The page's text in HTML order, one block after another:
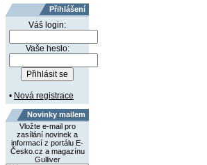
Přihlášení
Váš login:
Vaše heslo:
• Nová registrace
Novinky mailem
Vložte e-mail pro
zasílání novinek a
informací z portálu E-
Česko.cz a magazínu
Gulliver